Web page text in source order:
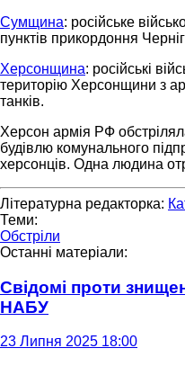
Сумщина: російське
пунктів прикордоння
Херсонщина: російські
територію Херсонщини з
танків.
Херсон армія РФ
будівлю комунального
херсонців. Одна людина
Літературна редакторка:
Теми:
Обстріли
Останні матеріали:
Свідомі проти
НАБУ
23 Липня 2025 18:00